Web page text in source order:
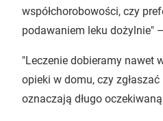
współchorobowości, czy
podawaniem leku dożylnie"
"Leczenie dobieramy nawet
opieki w domu, czy
oznaczają długo